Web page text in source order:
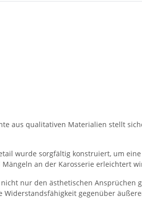
aus qualitativen Materialien stellt
wurde sorgfältig konstruiert, um
an der Karosserie erleichtert
nur den ästhetischen Ansprüchen
gegenüber